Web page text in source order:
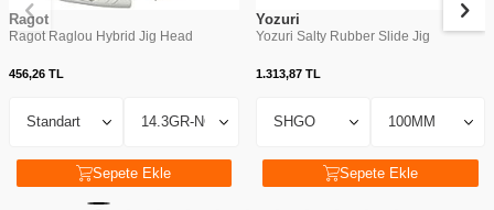
Ragot
Ragot Raglou Hybrid Jig Head
456,26 TL
Sepete Ekle
Yozuri
Yozuri Salty Rubber Slide Jig
1.313,87TL
Sepete Ekle